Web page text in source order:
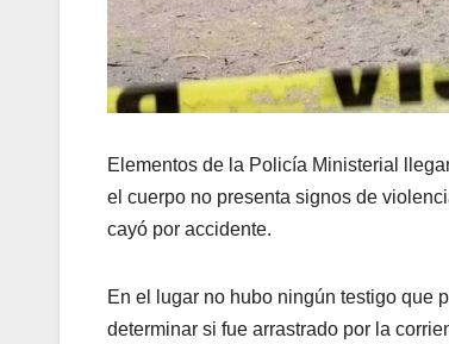
Elementos de la Policía Ministerial
el cuerpo no presenta signos de
cayó por accidente.
En el lugar no hubo ningún testigo que
determinar si fue arrastrado por la